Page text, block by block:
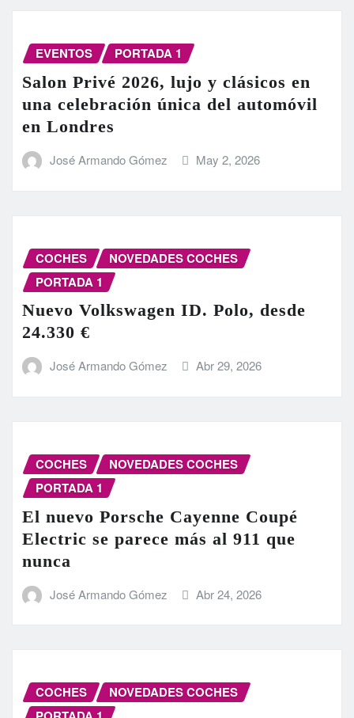
EVENTOS PORTADA 1
Salon Privé 2026, lujo y clásicos en
una celebración única del automóvil
en Londres
José Armando Gómez May 2, 2026
COCHES
NOVEDADES COCHES
PORTADA 1
Nuevo Volkswagen ID. Polo, desde
24.330 €
José Armando Gómez Abr 29, 2026
COCHES
NOVEDADES COCHES
PORTADA 1
El nuevo Porsche Cayenne Coupé
Electric se parece más al 911 que
nunca
José Armando Gómez Abr 24, 2026
COCHES
NOVEDADES COCHES